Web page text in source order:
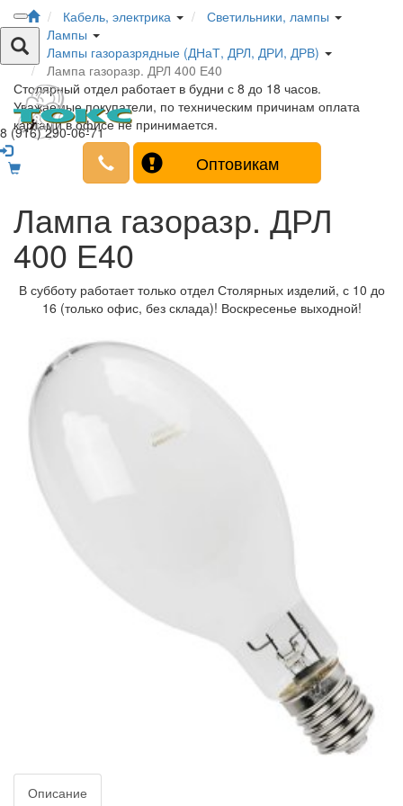
8 (916) 290-06-71
Кабель, электрика
Светильники, лампы
Лампы
Лампы газоразрядные (ДНаТ, ДРЛ, ДРИ, ДРВ)
Лампа газоразр. ДРЛ 400 Е40
Столярный отдел работает в будни с 8 до 18 часов.
Уважаемые покупатели, по техническим причинам оплата
картами в офисе не принимается.
Оптовикам
Лампа газоразр. ДРЛ
400 Е40
В субботу работает только отдел Столярных изделий, с 10 до
16 (только офис, без склада)! Воскресенье выходной!
Описание